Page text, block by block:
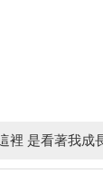
裡 是看著我成